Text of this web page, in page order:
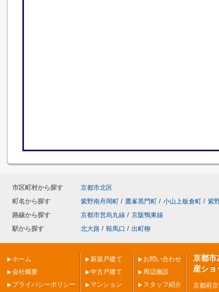
市区町村から探す
京都市北区
町名から探す
紫野南舟岡町 / 鷹峯黒門町 / 小山上板倉町 / 紫
路線から探す
京都市営烏丸線 / 京阪鴨東線
駅から探す
北大路 / 鞍馬口 / 出町柳
ホーム
会社概要
プライバシーポリシー
新築戸建て
中古戸建て
マンション
お問い合わせ
周辺施設
スタッフ紹介
京都市
産ショ
京都府